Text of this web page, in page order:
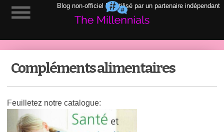
Blog non-officiel LR utilisé par un partenaire indépendant
Compléments alimentaires
Feuilletez notre catalogue: